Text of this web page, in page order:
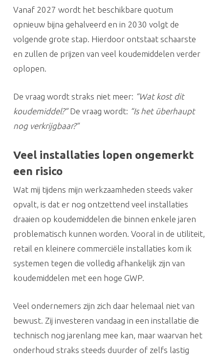
Vanaf 2027 wordt het beschikbare quotum
opnieuw bijna gehalveerd en in 2030 volgt de
volgende grote stap. Hierdoor ontstaat schaarste
en zullen de prijzen van veel koudemiddelen verder
oplopen.
De vraag wordt straks niet meer: “Wat kost dit
koudemiddel?”De vraag wordt: “Is het überhaupt
nog verkrijgbaar?”
Veel installaties lopen ongemerkt
een risico
Wat mij tijdens mijn werkzaamheden steeds vaker
opvalt, is dat er nog ontzettend veel installaties
draaien op koudemiddelen die binnen enkele jaren
problematisch kunnen worden. Vooral in de utiliteit,
retail en kleinere commerciële installaties kom ik
systemen tegen die volledig afhankelijk zijn van
koudemiddelen met een hoge GWP.
Veel ondernemers zijn zich daar helemaal niet van
bewust. Zij investeren vandaag in een installatie die
technisch nog jarenlang mee kan, maar waarvan het
onderhoud straks steeds duurder of zelfs lastig